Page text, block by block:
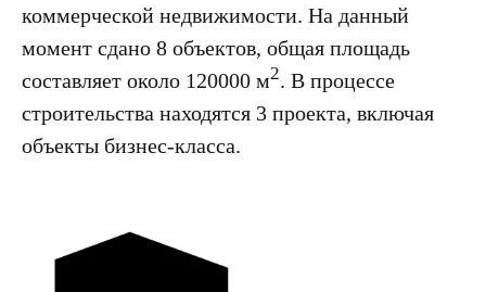
коммерческой недвижимости. На данный
момент сдано 8 объектов, общая площадь
составляет около 120000 м2. В процессе
строительства находятся 3 проекта, включая
объекты бизнес-класса.